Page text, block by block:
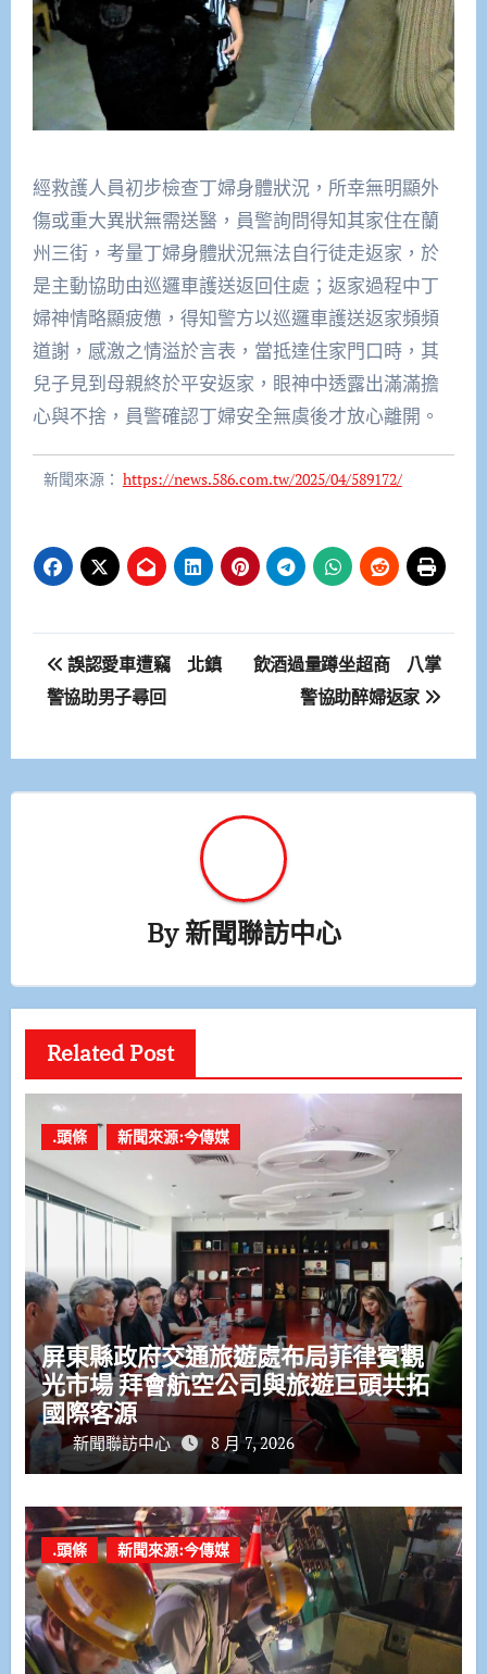
經救護人員初步檢查丁婦身體狀況，所幸無明顯外
傷或重大異狀無需送醫，員警詢問得知其家住在蘭
州三街，考量丁婦身體狀況無法自行徒走返家，於
是主動協助由巡邏車護送返回住處；返家過程中丁
婦神情略顯疲憊，得知警方以巡邏車護送返家頻頻
道謝，感激之情溢於言表，當抵達住家門口時，其
兒子見到母親終於平安返家，眼神中透露出滿滿擔
心與不捨，員警確認丁婦安全無虞後才放心離開。
新聞來源： https://news.586.com.tw/2025/04/589172/
文
章
覽
誤認愛車遭竊 北鎮
警協助男子尋回
飲酒過量蹲坐超商 八掌
警協助醉婦返家
By新聞聯訪中心
Related Post
.頭條 新聞來源:今傳媒
屏東縣政府交通旅遊處布局菲律賓觀
光市場 拜會航空公司與旅遊巨頭共拓
國際客源
新聞聯訪中心 8 月 7, 2026
.頭條 新聞來源:今傳媒